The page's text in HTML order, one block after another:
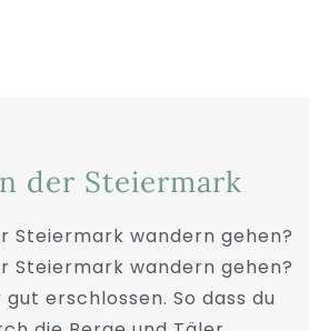
der Steiermark
Steiermark wandern gehen?
Steiermark wandern gehen?
erschlossen. So dass du